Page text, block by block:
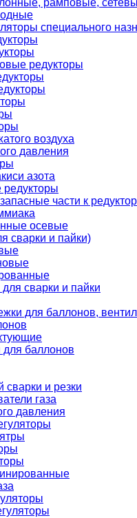
рамповые,
специального
редукторы
воздуха
давления
азота
редукторы
части к
осевые
сварки и пайки)
сварки и пайки
для баллонов,
баллонов
сварки и резки
газа
давления